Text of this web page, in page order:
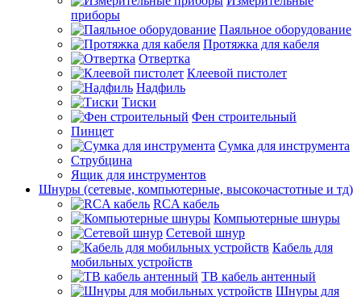
приборы
Паяльное оборудование
Протяжка для кабеля
Отвертка
Клеевой пистолет
Надфиль
Тиски
Фен строительный
Пинцет
Сумка для инструмента
Струбцина
Ящик для инструментов
Шнуры (сетевые, компьютерные, высокочастотные и тд)
RCA кабель
Компьютерные шнуры
Сетевой шнур
Кабель для
мобильных устройств
ТВ кабель антенный
Шнуры для